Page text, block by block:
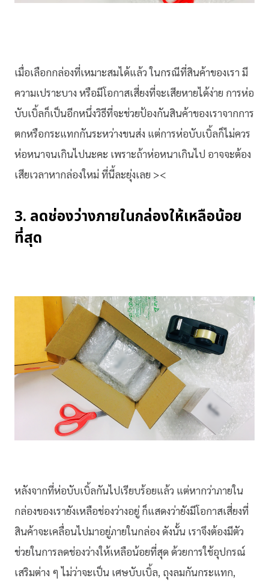
เมื่อเลือกกล่องที่เหมาะสมได้แล้ว ในกรณีที่สินค้าของเรา มี
ความเปราะบาง หรือมีโอกาสเสี่ยงที่จะเสียหายได้ง่าย การห่อ
บับเบิ้ลก็เป็นอีกหนึ่งวิธีที่จะช่วยป้องกันสินค้าของเราจากการ
ตกหรือกระแทกกันระหว่างขนส่ง แต่การห่อบับเบิ้ลก็ไม่ควร
ห่อหนาจนเกินไปนะคะ เพราะถ้าห่อหนาเกินไป อาจจะต้อง
เสียเวลาหากล่องใหม่ ที่นี้ละยุ่งเลย ><
3. ลดช่องว่างภายในกล่องให้เหลือน้อย
ที่สุด
หลังจากที่ห่อบับเบิ้ลกันไปเรียบร้อยแล้ว แต่หากว่าภายใน
กล่องของเรายังเหลือช่องว่างอยู่ ก็แสดงว่ายังมีโอกาสเสี่ยงที่
สินค้าจะเคลื่อนไปมาอยู่ภายในกล่อง ดังนั้น เราจึงต้องมีตัว
ช่วยในการลดช่องว่างให้เหลือน้อยที่สุด ด้วยการใช้อุปกรณ์
เสริมต่าง ๆ ไม่ว่าจะเป็น เศษบับเบิ้ล, ถุงลมกันกระแทก,